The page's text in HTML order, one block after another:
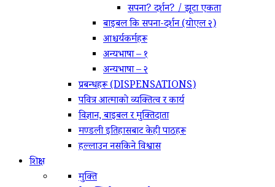
सपना? दर्शन? / झूटा एकता
बाइबल कि सपना-दर्शन (योएल २)
आश्चर्यकर्महरू
अन्यभाषा – १
अन्यभाषा – २
प्रबन्धहरू (DISPENSATIONS)
पवित्र आत्माको व्यक्तित्व र कार्य
विज्ञान, बाइबल र मुक्तिदाता
मण्डली इतिहासबाट केही पाठहरू
हल्लाउन नसकिने विश्वास
शिक्षा
मुक्ति